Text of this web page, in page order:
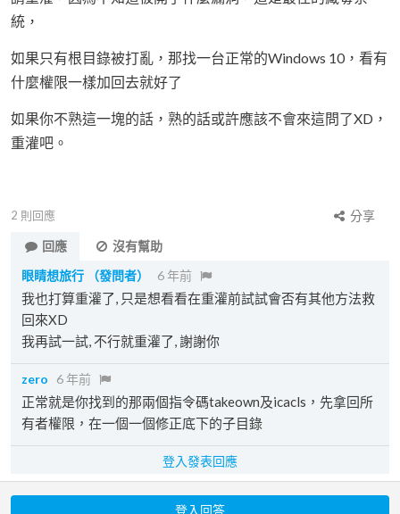
統，
如果只有根目錄被打亂，那找一台正常的Windows 10，看有
什麼權限一樣加回去就好了
如果你不熟這一塊的話，熟的話或許應該不會來這問了XD，
重灌吧。
2 則回應
分享
回應
沒有幫助
眼睛想旅行
（發問者） 6 年前
我也打算重灌了, 只是想看看在重灌前試試會否有其他方法救
回來XD
我再試一試, 不行就重灌了, 謝謝你
zero 6 年前
正常就是你找到的那兩個指令碼takeown及icacls，先拿回所
有者權限，在一個一個修正底下的子目錄
登入發表回應
登入回答